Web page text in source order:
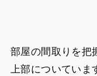
部屋の間取りを把
上部についていま